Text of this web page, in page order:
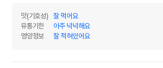
맛(기호성)
잘 먹어요
유통기한
아주 넉넉해요
영양정보
잘 적혀있어요